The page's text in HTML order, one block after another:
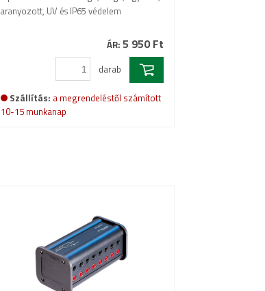
aranyozott, UV és IP65 védelem
ÁR: 5 950 Ft
darab
Szállítás: a megrendeléstől számított
10-15 munkanap